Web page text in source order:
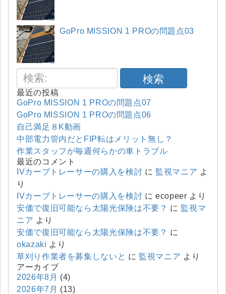
GoPro MISSION 1 PROの問題点03
検索
最近の投稿
GoPro MISSION 1 PROの問題点07
GoPro MISSION 1 PROの問題点06
自己満足８K動画
中部電力管内だとFIP転はメリット無し？
作業スタッフが毎週何らかの車トラブル
最近のコメント
IVカーブトレーサーの購入を検討 に 監視マニア よ
り
IVカーブトレーサーの購入を検討 にecopeer より
安価で復旧可能なら太陽光保険は不要？ に 監視マ
ニア より
安価で復旧可能なら太陽光保険は不要？ に
okazaki より
草刈り作業者を募集しないと に 監視マニア より
アーカイブ
2026年8月 (4)
2026年7月 (13)